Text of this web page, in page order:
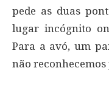
pede as duas
lugar incógnito
Para a avó, um
não reconhecemos